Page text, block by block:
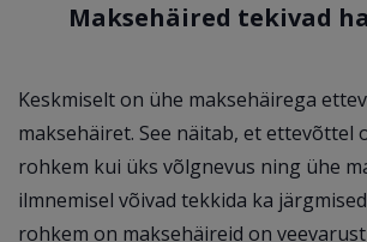
Maksehäired tekivad
Keskmiselt on ühe maksehäirega
maksehäiret. See näitab, et ettevõttel
rohkem kui üks võlgnevus ning ühe
ilmnemisel võivad tekkida ka
rohkem on maksehäireid on